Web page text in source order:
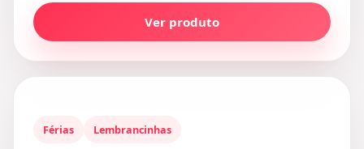
Ver produto
Férias Lembrancinhas